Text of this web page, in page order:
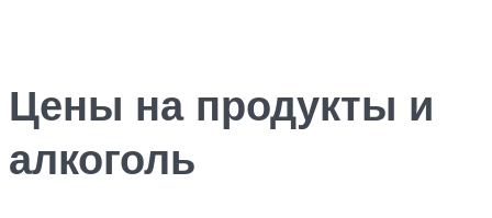
Цены на продукты и
алкоголь